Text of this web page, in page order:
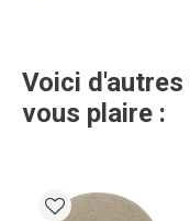
Voici
vous plaire :